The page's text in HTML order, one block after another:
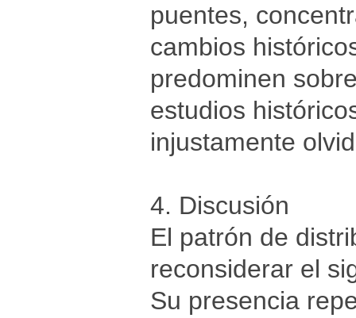
puentes,
cambios
predominen
estudios
injustamente
4. Discusión
El patrón de
reconsiderar el
Su presencia